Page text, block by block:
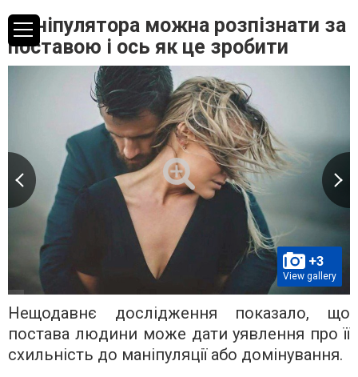
Маніпулятора можна розпізнати за
поставою і ось як це зробити
+3
View gallery
Нещодавнє дослідження показало, що
постава людини може дати уявлення про її
схильність до маніпуляції або домінування.